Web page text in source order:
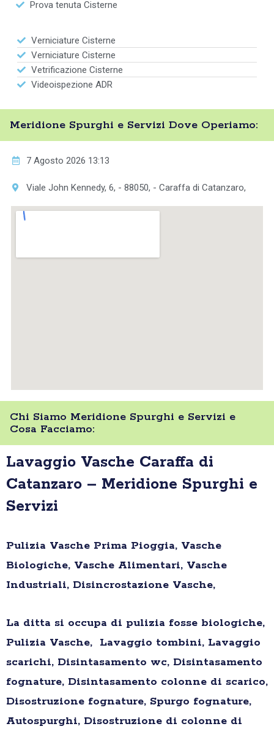
Prova tenuta Cisterne
Verniciature Cisterne
Verniciature Cisterne
Vetrificazione Cisterne
Videoispezione ADR
Meridione Spurghi e Servizi Dove Operiamo:
7 Agosto 2026 13:13
Viale John Kennedy, 6, - 88050, - Caraffa di Catanzaro,
Chi Siamo Meridione Spurghi e Servizi e
Cosa Facciamo:
Lavaggio Vasche Caraffa di
Catanzaro – Meridione Spurghi e
Servizi
Pulizia Vasche Prima Pioggia, Vasche
Biologiche, Vasche Alimentari, Vasche
Industriali, Disincrostazione Vasche,
La ditta si occupa di pulizia fosse biologiche,
Pulizia Vasche, Lavaggio tombini, Lavaggio
scarichi, Disintasamento wc, Disintasamento
fognature, Disintasamento colonne di scarico,
Disostruzione fognature, Spurgo fognature,
Autospurghi, Disostruzione di colonne di